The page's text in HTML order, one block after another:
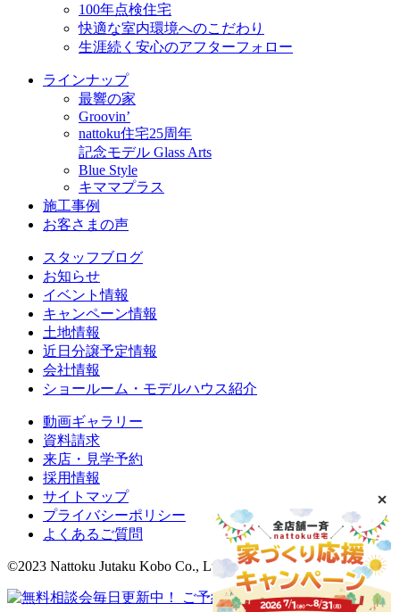
100年点検住宅
快適な室内環境へのこだわり
生涯続く安心のアフターフォロー
ラインナップ
最響の家
Groovin’
nattoku住宅25周年
記念モデル Glass Arts
Blue Style
キママプラス
施工事例
お客さまの声
スタッフブログ
お知らせ
イベント情報
キャンペーン情報
土地情報
近日分譲予定情報
会社情報
ショールーム・モデルハウス紹介
動画ギャラリー
資料請求
来店・見学予約
採用情報
サイトマップ
プライバシーポリシー
よくあるご質問
©2023 Nattoku Jutaku Kobo Co., Ltd.